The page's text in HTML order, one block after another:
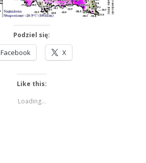
Podziel się:
Facebook X
Like this:
Loading...